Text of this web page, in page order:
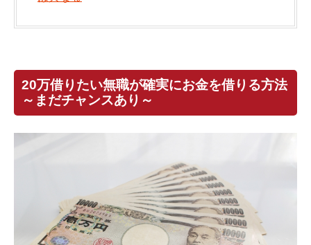
20万借りたい無職が確実にお金を借りる方法
～まだチャンスあり～